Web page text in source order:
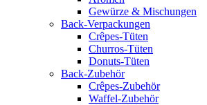
Gewürze & Mischungen
Back-Verpackungen
Crêpes-Tüten
Churros-Tüten
Donuts-Tüten
Back-Zubehör
Crêpes-Zubehör
Waffel-Zubehör